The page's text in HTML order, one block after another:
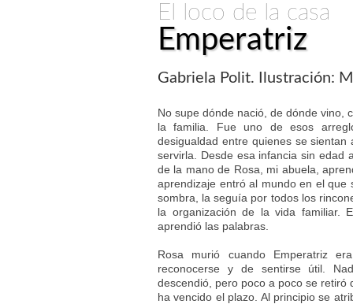
El loco de la casa
Emperatriz
Gabriela Polit. Ilustración:
No supe dónde nació, de dónde vino,
la familia. Fue uno de esos
desigualdad entre quienes se
servirla. Desde esa infancia sin edad
de la mano de Rosa, mi abuela,
aprendizaje entró al mundo en el que
sombra, la seguía por todos los
la organización de la vida familiar.
aprendió las palabras.
Rosa murió cuando Emperatriz
reconocerse y de sentirse útil.
descendió, pero poco a poco se retiró
ha vencido el plazo. Al principio se